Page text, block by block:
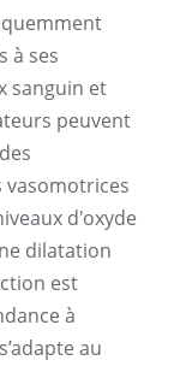
à ses
sanguin et
peuvent
d'oxyde
dilatation
est
à
au